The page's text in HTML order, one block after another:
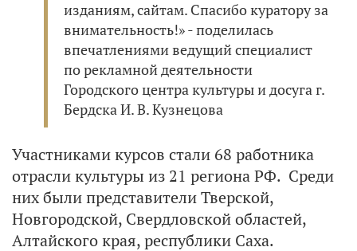
изданиям, сайтам. Спасибо куратору за
внимательность!» - поделилась
впечатлениями ведущий специалист
по рекламной деятельности
Городского центра культуры и досуга г.
Бердска И. В. Кузнецова
Участниками курсов стали 68 работника
отрасли культуры из 21 региона РФ. Среди
них были представители Тверской,
Новгородской, Свердловской областей,
Алтайского края, республики Саха.